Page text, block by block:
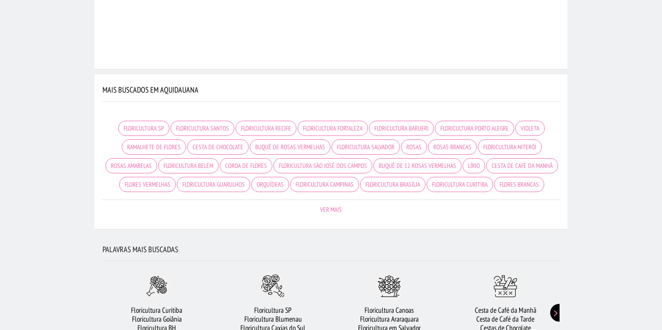
MAIS BUSCADOS EM AQUIDAUANA
FLORICULTURA SP FLORICULTURA SANTOS FLORICULTURA RECIFE FLORICULTURA FORTALEZA FLORICULTURA BARUERI FLORICULTURA PORTO ALEGRE VIOLETA
RAMALHETE DE FLORES CESTA DE CHOCOLATE BUQUÊ DE ROSAS VERMELHAS FLORICULTURA SALVADOR ROSAS ROSAS BRANCAS FLORICULTURA NITERÓI
ROSAS AMARELAS FLORICULTURA BELÉM COROA DE FLORES FLORICULTURA SÃO JOSÉ DOS CAMPOS BUQUÊ DE 12 ROSAS VERMELHAS LÍRIO CESTA DE CAFÉ DA MANHÃ
FLORES VERMELHAS FLORICULTURA GUARULHOS ORQUÍDEAS FLORICULTURA CAMPINAS FLORICULTURA BRASÍLIA FLORICULTURA CURITIBA FLORES BRANCAS
VER MAIS
PALAVRAS MAIS BUSCADAS
Floricultura Curitiba
Floricultura Goiânia
Floricultura BH
Floricultura SP
Floricultura Blumenau
Floricultura Caxias do Sul
Floricultura Canoas
Floricultura Araraquara
Floricultura em Salvador
Cesta de Café da Manhã
Cesta de Café da Tarde
Cestas de Chocolate